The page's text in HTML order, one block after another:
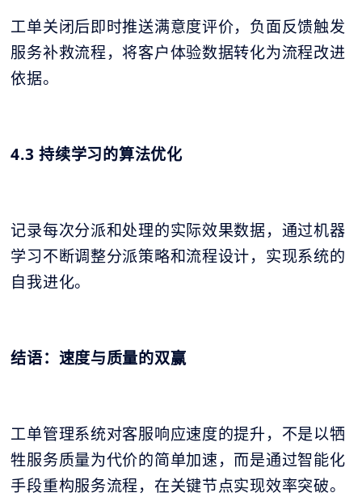
工单关闭后即时推送满意度评价，负面反馈触发
服务补救流程，将客户体验数据转化为流程改进
依据。
4.3 持续学习的算法优化
记录每次分派和处理的实际效果数据，通过机器
学习不断调整分派策略和流程设计，实现系统的
自我进化。
结语：速度与质量的双赢
工单管理系统对客服响应速度的提升，不是以牺
牲服务质量为代价的简单加速，而是通过智能化
手段重构服务流程，在关键节点实现效率突破。